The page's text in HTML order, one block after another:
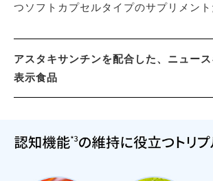
つソフトカプセルタイプのサプリメント
アスタキサンチンを配合した、ニュー
表示食品